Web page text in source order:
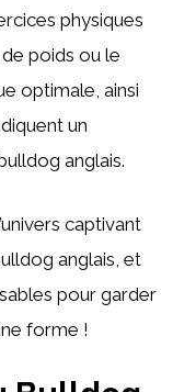
physiques
poids ou le
optimale, ainsi
un
anglais.
captivant
anglais, et
pour garder
forme !